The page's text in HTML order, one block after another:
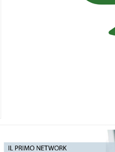
trovati senza vita in casa un
(AV): Ruba circa 130mila di
si presenta il libro “Tu sei per me
DEL GIORNO. Venerdí, 7